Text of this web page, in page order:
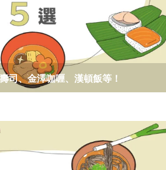
司、金澤咖喱、漢頓飯等！